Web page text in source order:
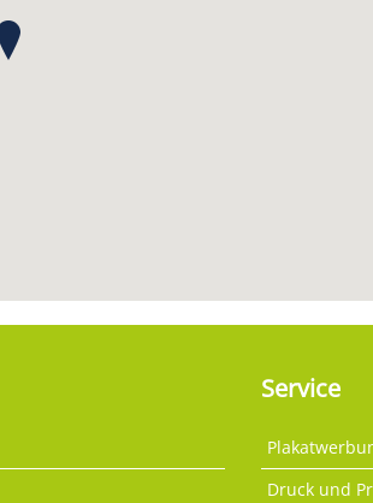
Service
Druck und